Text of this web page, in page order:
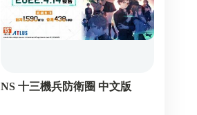
NS 十三機兵防衛圈 中文版